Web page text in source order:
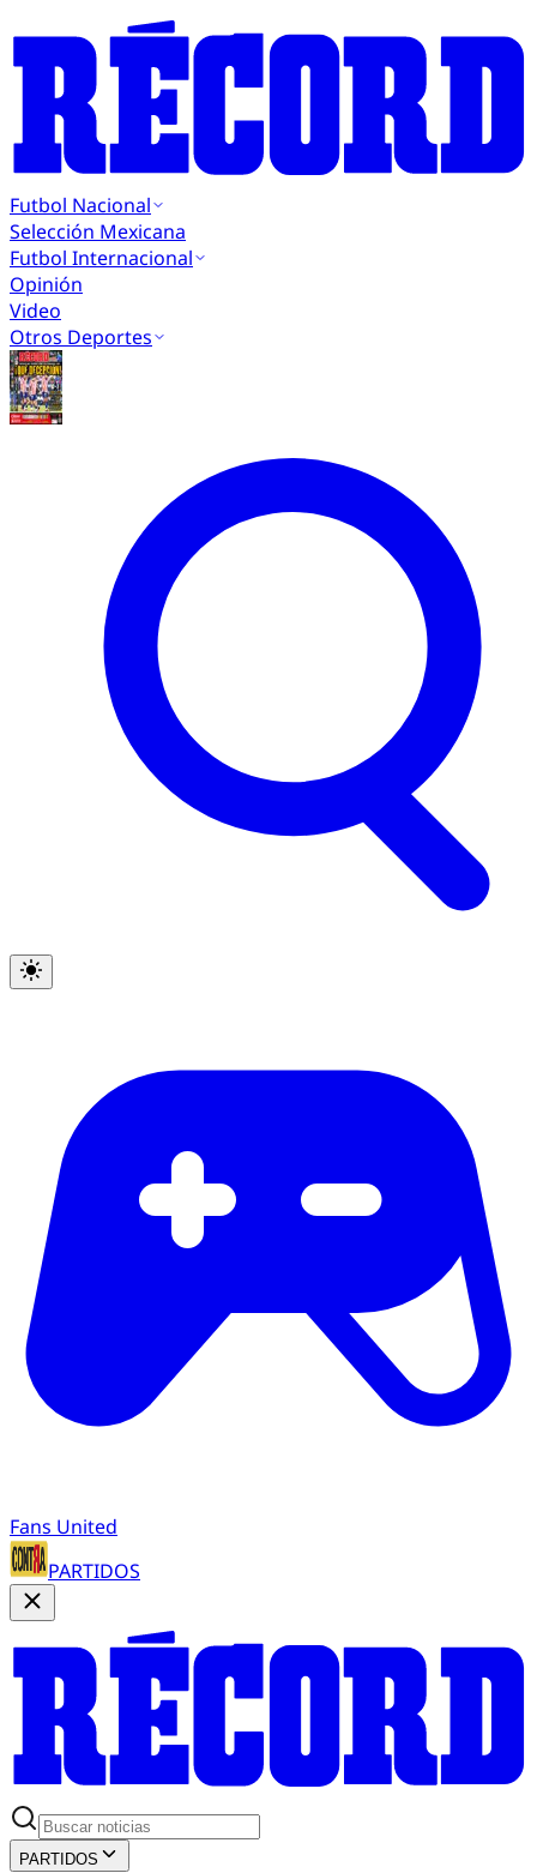
Futbol Nacional
Selección Mexicana
Futbol Internacional
Opinión
Video
Otros Deportes
Fans United
PARTIDOS
PARTIDOS